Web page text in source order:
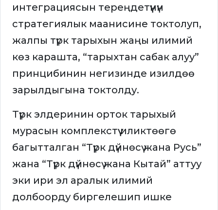
интеграциясын тереңдетүүнүн
стратегиялык маанисине токтолуп,
жалпы түрк тарыхын жаңы илимий
көз карашта, “тарыхтан сабак алуу”
принцибинин негизинде изилдөө
зарылдыгына токтолду.
Түрк элдеринин орток тарыхый
мурасын комплекстүү иликтөөгө
багытталган “Түрк дүйнөсү жана Русь”
жана “Түрк дүйнөсү жана Кытай” аттуу
эки ири эл аралык илимий
долбоорду биргелешип ишке